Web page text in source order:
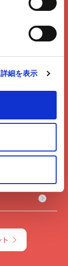
詳細を表示